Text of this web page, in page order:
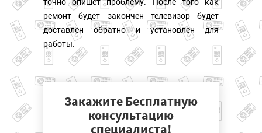
ремонт будет закончен телевизор будет
доставлен обратно и установлен для
работы.
Закажите Бесплатную
консультацию
специалиста!